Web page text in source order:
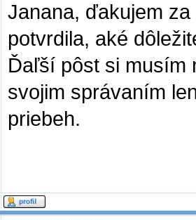
Janana, ďakujem
potvrdila, aké
Ďaľší pôst si musím
svojim správaním
priebeh.